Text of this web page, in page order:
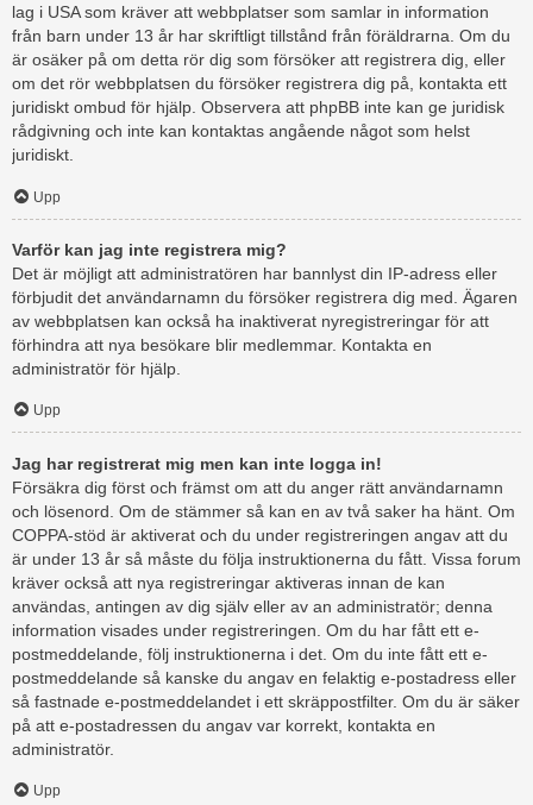
lag i USA som kräver att webbplatser som samlar in information
från barn under 13 år har skriftligt tillstånd från föräldrarna. Om du
är osäker på om detta rör dig som försöker att registrera dig, eller
om det rör webbplatsen du försöker registrera dig på, kontakta ett
juridiskt ombud för hjälp. Observera att phpBB inte kan ge juridisk
rådgivning och inte kan kontaktas angående något som helst
juridiskt.
Upp
Varför kan jag inte registrera mig?
Det är möjligt att administratören har bannlyst din IP-adress eller
förbjudit det användarnamn du försöker registrera dig med. Ägaren
av webbplatsen kan också ha inaktiverat nyregistreringar för att
förhindra att nya besökare blir medlemmar. Kontakta en
administratör för hjälp.
Upp
Jag har registrerat mig men kan inte logga in!
Försäkra dig först och främst om att du anger rätt användarnamn
och lösenord. Om de stämmer så kan en av två saker ha hänt. Om
COPPA-stöd är aktiverat och du under registreringen angav att du
är under 13 år så måste du följa instruktionerna du fått. Vissa forum
kräver också att nya registreringar aktiveras innan de kan
användas, antingen av dig själv eller av an administratör; denna
information visades under registreringen. Om du har fått ett e-
postmeddelande, följ instruktionerna i det. Om du inte fått ett e-
postmeddelande så kanske du angav en felaktig e-postadress eller
så fastnade e-postmeddelandet i ett skräppostfilter. Om du är säker
på att e-postadressen du angav var korrekt, kontakta en
administratör.
Upp